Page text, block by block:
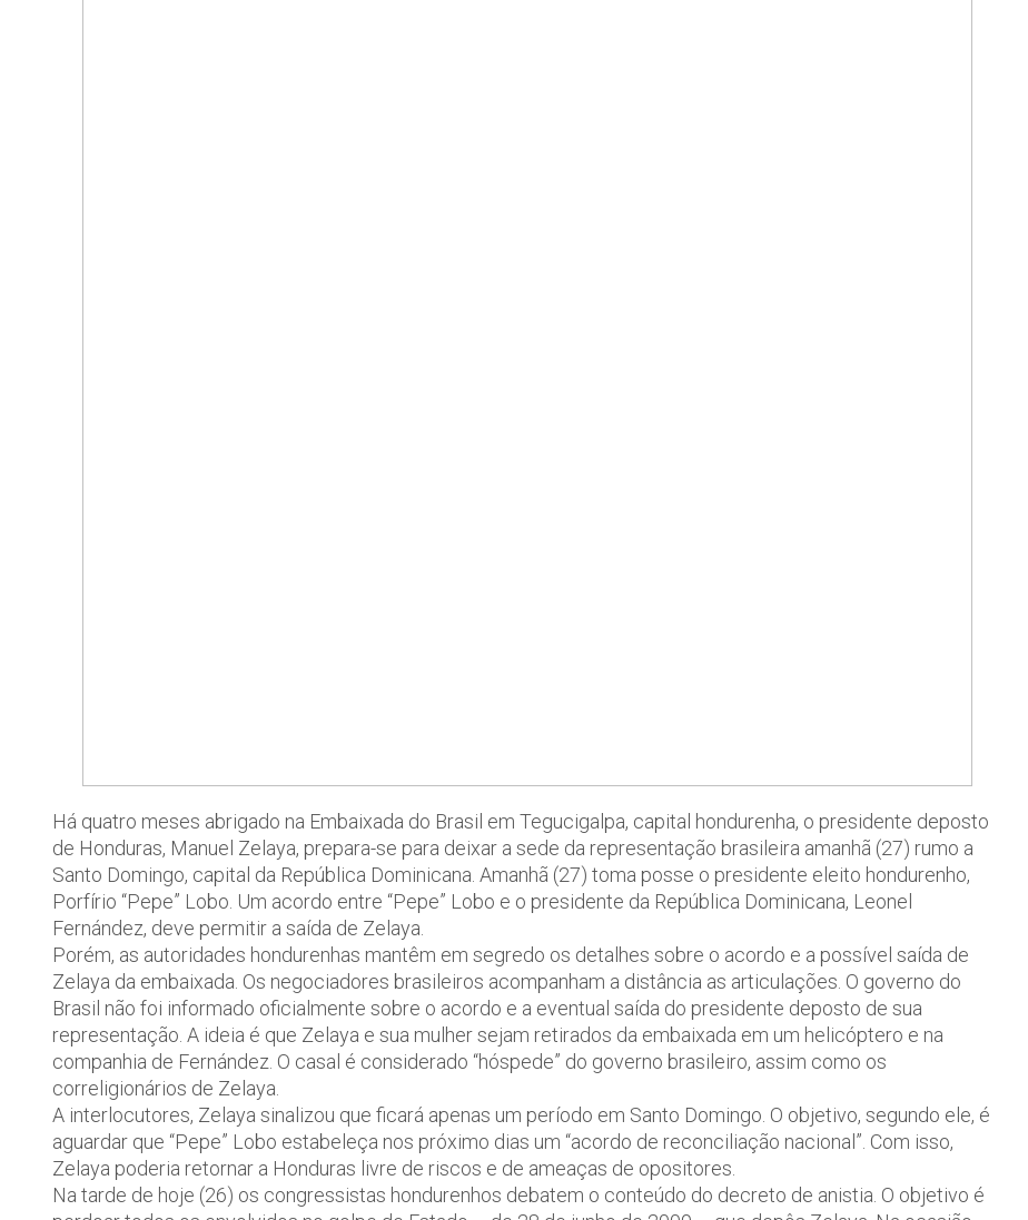
Há quatro meses abrigado na Embaixada do Brasil em Tegucigalpa, capital hondurenha, o presidente deposto
de Honduras, Manuel Zelaya, prepara-se para deixar a sede da representação brasileira amanhã (27) rumo a
Santo Domingo, capital da República Dominicana. Amanhã (27) toma posse o presidente eleito hondurenho,
Porfírio “Pepe” Lobo. Um acordo entre “Pepe” Lobo e o presidente da República Dominicana, Leonel
Fernández, deve permitir a saída de Zelaya.
Porém, as autoridades hondurenhas mantêm em segredo os detalhes sobre o acordo e a possível saída de
Zelaya da embaixada. Os negociadores brasileiros acompanham a distância as articulações. O governo do
Brasil não foi informado oficialmente sobre o acordo e a eventual saída do presidente deposto de sua
representação. A ideia é que Zelaya e sua mulher sejam retirados da embaixada em um helicóptero e na
companhia de Fernández. O casal é considerado “hóspede” do governo brasileiro, assim como os
correligionários de Zelaya.
A interlocutores, Zelaya sinalizou que ficará apenas um período em Santo Domingo. O objetivo, segundo ele, é
aguardar que “Pepe” Lobo estabeleça nos próximo dias um “acordo de reconciliação nacional”. Com isso,
Zelaya poderia retornar a Honduras livre de riscos e de ameaças de opositores.
Na tarde de hoje (26) os congressistas hondurenhos debatem o conteúdo do decreto de anistia. O objetivo é